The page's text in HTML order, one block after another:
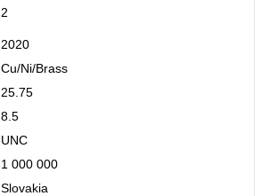
2
2020
Cu/Ni/Brass
25.75
8.5
UNC
1 000 000
Slovakia